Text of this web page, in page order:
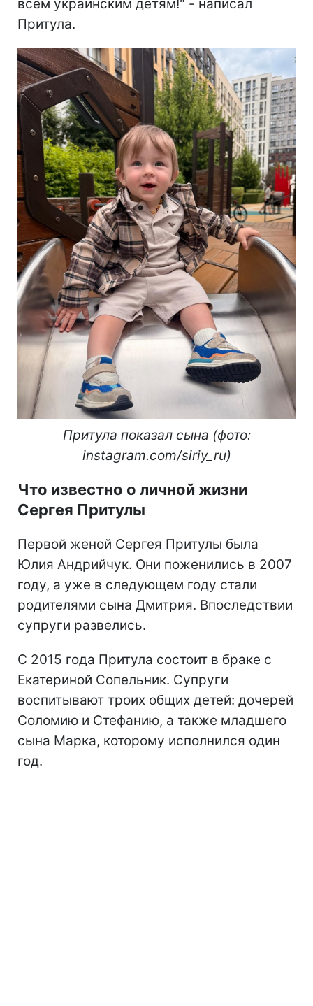
всем украинским детям!" - написал
Притула.
Притула показал сына (фото:
instagram.com/siriy_ru)
Что известно о личной жизни
Сергея Притулы
Первой женой Сергея Притулы была
Юлия Андрийчук. Они поженились в 2007
году, а уже в следующем году стали
родителями сына Дмитрия. Впоследствии
супруги развелись.
С 2015 года Притула состоит в браке с
Екатериной Сопельник. Супруги
воспитывают троих общих детей: дочерей
Соломию и Стефанию, а также младшего
сына Марка, которому исполнился один
год.